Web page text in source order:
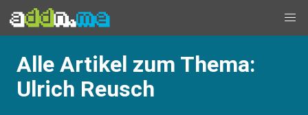
Alle Artikel zum Thema:
Ulrich Reusch